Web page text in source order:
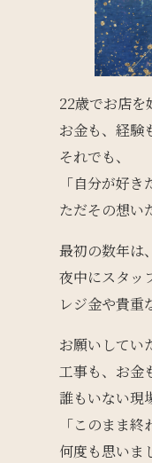
22歳でお店を
お金も、経験
それでも、
「自分が好
ただその想い
最初の数年は
夜中にスタッ
レジ金や貴重
お願いしてい
工事も、お金
誰もいない現
「このまま
何度も思いま